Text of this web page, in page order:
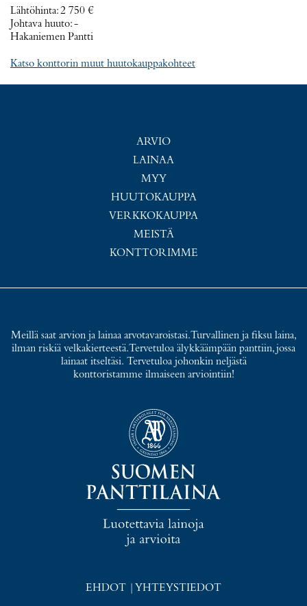
Lähtöhinta:2 750 €
Johtava huuto:-
Hakaniemen Pantti
Katso konttorin muut huutokauppakohteet
ARVIO
LAINAA
MYY
HUUTOKAUPPA
VERKKOKAUPPA
MEISTÄ
KONTTORIMME
Meillä saat arvion ja lainaa arvotavaroistasi. Turvallinen ja fiksu laina,
ilman riskiä velkakierteestä. Tervetuloa älykkäämpään panttiin, jossa
lainaat itseltäsi. Tervetuloa johonkin neljästä
konttoristamme ilmaiseen arviointiin!
EHDOT YHTEYSTIEDOT